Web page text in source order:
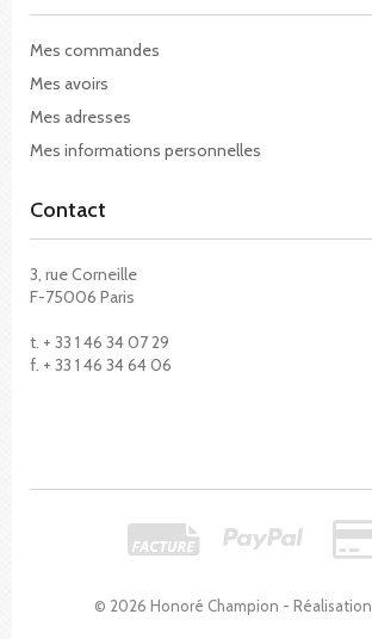
© 2026 Honoré Champion - Réalisation
Mes commandes
Mes avoirs
Mes adresses
Mes informations personnelles
Contact
3, rue Corneille
F-75006 Paris
t. + 33 1 46 34 07 29
f. + 33 1 46 34 64 06